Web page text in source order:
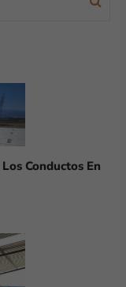
Conductos En